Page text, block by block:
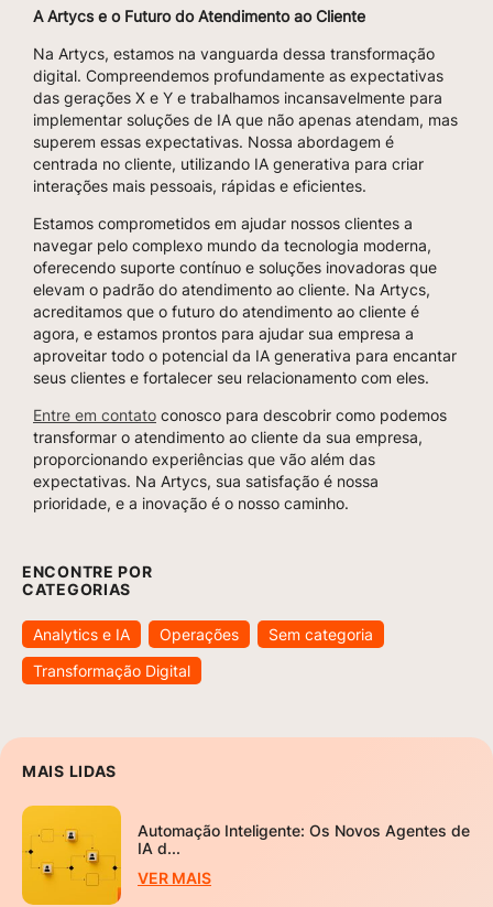
A Artycs e o Futuro do Atendimento ao Cliente
Na Artycs, estamos na vanguarda dessa transformação
digital. Compreendemos profundamente as expectativas
das gerações X e Y e trabalhamos incansavelmente para
implementar soluções de IA que não apenas atendam, mas
superem essas expectativas. Nossa abordagem é
centrada no cliente, utilizando IA generativa para criar
interações mais pessoais, rápidas e eficientes.
Estamos comprometidos em ajudar nossos clientes a
navegar pelo complexo mundo da tecnologia moderna,
oferecendo suporte contínuo e soluções inovadoras que
elevam o padrão do atendimento ao cliente. Na Artycs,
acreditamos que o futuro do atendimento ao cliente é
agora, e estamos prontos para ajudar sua empresa a
aproveitar todo o potencial da IA generativa para encantar
seus clientes e fortalecer seu relacionamento com eles.
Entre em contato conosco para descobrir como podemos
transformar o atendimento ao cliente da sua empresa,
proporcionando experiências que vão além das
expectativas. Na Artycs, sua satisfação é nossa
prioridade, e a inovação é o nosso caminho.
ENCONTRE POR
CATEGORIAS
Analytics e IA Operações
Sem categoria
Transformação Digital
MAIS LIDAS
Automação Inteligente: Os Novos Agentes de
IA d...
VER MAIS